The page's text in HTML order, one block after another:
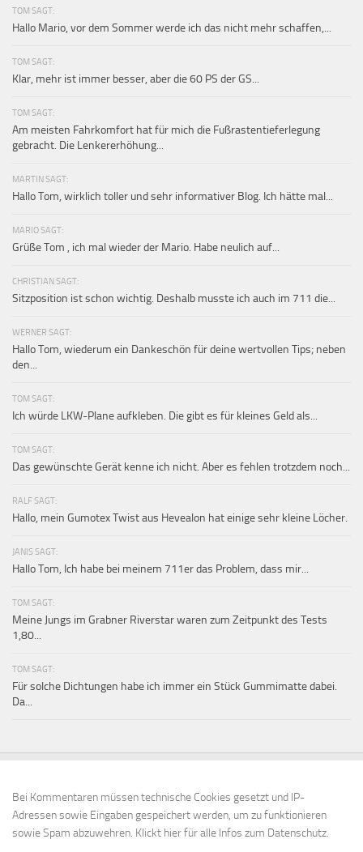
TOM SAGT:
Hallo Mario, vor dem Sommer werde ich das nicht mehr schaffen,...
TOM SAGT:
Klar, mehr ist immer besser, aber die 60 PS der GS...
TOM SAGT:
Am meisten Fahrkomfort hat für mich die Fußrastentieferlegung
gebracht. Die Lenkererhöhung...
MARTIN SAGT:
Hallo Tom, wirklich toller und sehr informativer Blog. Ich hätte mal...
MARIO SAGT:
Grüße Tom , ich mal wieder der Mario. Habe neulich auf...
CHRISTIAN SAGT:
Sitzposition ist schon wichtig. Deshalb musste ich auch im 711 die...
WERNER SAGT:
Hallo Tom, wiederum ein Dankeschön für deine wertvollen Tips; neben
den...
TOM SAGT:
Ich würde LKW-Plane aufkleben. Die gibt es für kleines Geld als...
TOM SAGT:
Das gewünschte Gerät kenne ich nicht. Aber es fehlen trotzdem noch...
RALF SAGT:
Hallo, mein Gumotex Twist aus Hevealon hat einige sehr kleine Löcher.
JANIS SAGT:
Hallo Tom, Ich habe bei meinem 711er das Problem, dass mir...
TOM SAGT:
Meine Jungs im Grabner Riverstar waren zum Zeitpunkt des Tests
1,80...
TOM SAGT:
Für solche Dichtungen habe ich immer ein Stück Gummimatte dabei.
Da...
Bei Kommentaren müssen technische Cookies gesetzt und IP-
Adressen sowie Eingaben gespeichert werden, um zu funktionieren
sowie Spam abzuwehren. Klickt hier für alle Infos zum Datenschutz.